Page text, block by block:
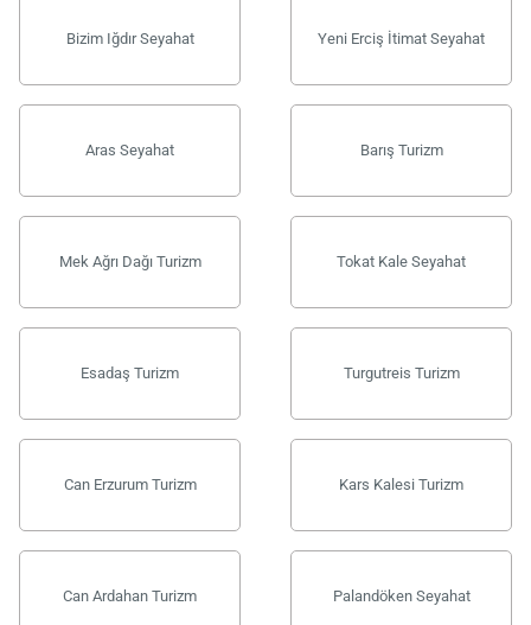
Bizim Iğdır Seyahat Yeni Erciş İtimat Seyahat
Aras Seyahat Barış Turizm
Mek Ağrı Dağı Turizm Tokat Kale Seyahat
Esadaş Turizm Turgutreis Turizm
Can Erzurum Turizm Kars Kalesi Turizm
Can Ardahan Turizm Palandöken Seyahat